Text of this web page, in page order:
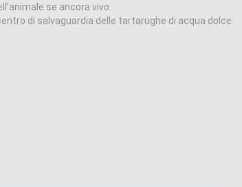
se ancora vivo.
di salvaguardia delle tartarughe di acqua dolce.